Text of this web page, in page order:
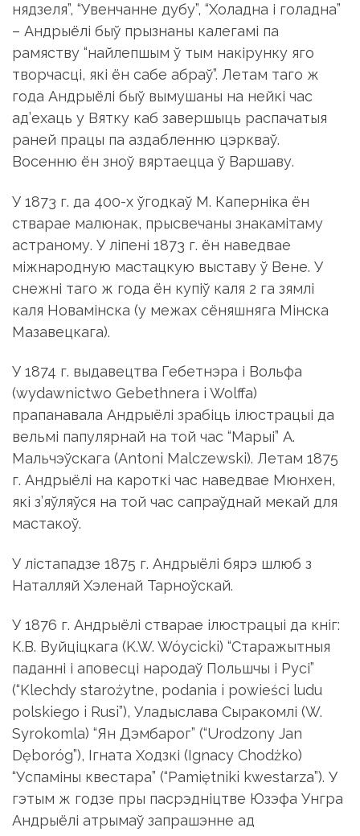
нядзеля”, “Увенчанне дубу”, “Холадна і голадна”
– Андрыёлі быў прызнаны калегамі па
рамяству “найлепшым ў тым накірунку яго
творчасці, які ён сабе абраў”. Летам таго ж
года Андрыёлі быў вымушаны на нейкі час
ад’ехаць у Вятку каб завершыць распачатыя
раней працы па аздабленню цэркваў.
Восенню ён зноў вяртаецца ў Варшаву.
У 1873 г. да 400-х ўгодкаў М. Каперніка ён
стварае малюнак, прысвечаны знакамітаму
астраному. У ліпені 1873 г. ён наведвае
міжнародную мастацкую выставу ў Вене. У
снежні таго ж года ён купіў каля 2 га зямлі
каля Новамінска (у межах сёняшняга Мінска
Мазавецкага).
У 1874 г. выдавецтва Гебетнэра і Вольфа
(wydawnictwo Gebethnera i Wolffa)
прапанавала Андрыёлі зрабіць ілюстрацыі да
вельмі папулярнай на той час “Марыі” А.
Мальчэўскага (Antoni Malczewski). Летам 1875
г. Андрыёлі на кароткі час наведвае Мюнхен,
які з’яўляўся на той час сапраўднай мекай для
мастакоў.
У лістападзе 1875 г. Андрыёлі бярэ шлюб з
Наталляй Хэленай Тарноўскай.
У 1876 г. Андрыёлі стварае ілюстрацыі да кніг:
К.В. Вуйціцкага (K.W. Wóycicki) “Старажытныя
паданні і аповесці народаў Польшчы і Русі”
(“Klechdy starożytne, podania i powieści ludu
polskiego i Rusi”), Уладыслава Сыракомлі (W.
Syrokomla) “Ян Дэмбарог” (“Urodzony Jan
Dęboróg”), Ігната Ходзкі (Ignacy Chodżko)
“Успаміны квестара” (“Pamiętniki kwestarza”). У
гэтым ж годзе пры пасрэдніцтве Юзэфа Унгра
Андрыёлі атрымаў запрашэнне ад